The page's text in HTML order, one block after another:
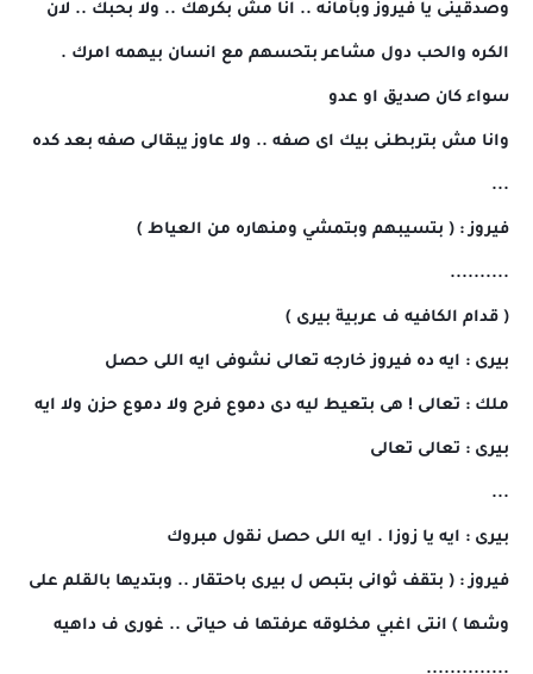
وصدقينى يا فيروز وبأمانه .. انا مش بكرهك .. ولا بحبك .. لان
الكره والحب دول مشاعر بتحسهم مع انسان بيهمه امرك .
سواء كان صديق او عدو
وانا مش بتربطنى بيك اى صفه .. ولا عاوز يبقالى صفه بعد كده
...
فيروز : ( بتسيبهم وبتمشي ومنهاره من العياط )
..........
( قدام الكافيه ف عربية بيرى )
بيرى : ايه ده فيروز خارجه تعالى نشوفى ايه اللى حصل
ملك : تعالى ! هى بتعيط ليه دى دموع فرح ولا دموع حزن ولا ايه
بيرى : تعالى تعالى
...
بيرى : ايه يا زوزا . ايه اللى حصل نقول مبروك
فيروز : ( بتقف ثوانى بتبص ل بيرى باحتقار .. وبتديها بالقلم على
وشها ) انتى اغبي مخلوقه عرفتها ف حياتى .. غورى ف داهيه
..............